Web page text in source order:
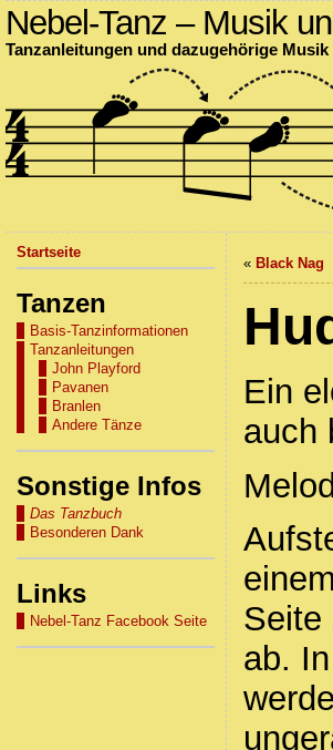
Nebel-Tanz – Musik
Tanzanleitungen und dazugehörige Musik
Startseite
Tanzen
Basis-Tanzinformationen
Tanzanleitungen
John Playford
Pavanen
Branlen
Andere Tänze
Sonstige Infos
Das Tanzbuch
Besonderen Dank
Links
Nebel-Tanz Facebook Seite
« Black Nag
Ein
auch
Seite
ab.